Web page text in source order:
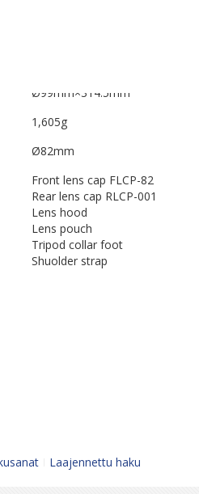
Ø99mm×314.5mm
1,605g
Ø82mm
Front lens cap FLCP-82
Rear lens cap RLCP-001
Lens hood
Lens pouch
Tripod collar foot
Shuolder strap
Laajennettu haku